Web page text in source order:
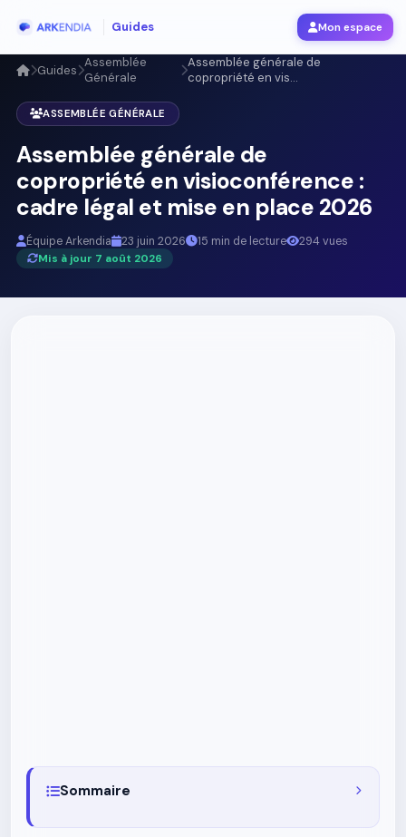
Guides Mon espace
Guides Assemblée
Générale
Assemblée générale de
copropriété en vis...
ASSEMBLÉE GÉNÉRALE
Assemblée générale de
copropriété en visioconférence :
cadre légal et mise en place 2026
Équipe Arkendia 23 juin 2026 15 min de lecture
294 vues
Mis à jour 7 août 2026
Sommaire